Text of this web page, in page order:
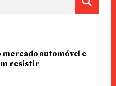
mercado automóvel e
resistir